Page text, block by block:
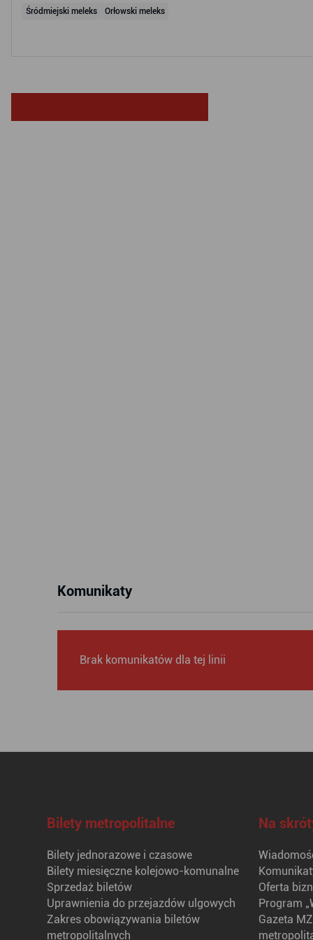
Śródmiejski meleks Orłowski meleks
Komunikaty
Brak komunikatów dla tej linii
Bilety metropolitalne
Bilety jednorazowe i czasowe
Bilety miesięczne kolejowo-komunalne
Sprzedaż biletów
Uprawnienia do przejazdów ulgowych
Zakres obowiązywania biletów
metropolitalnych
Na
Oferta
Program
Gazeta